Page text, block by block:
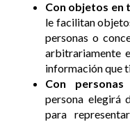
Con objetos en
le facilitan
personas o
arbitrariamente
información que
Con
persona elegirá
para